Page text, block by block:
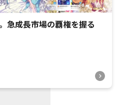
急成長市場の覇権を握る